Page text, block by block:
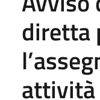
diretta
attività